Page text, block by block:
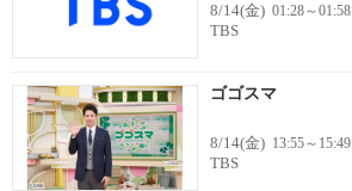
8/14(金) 01:28～01:58
TBS
ゴゴスマ
8/14(金) 13:55～15:49
TBS